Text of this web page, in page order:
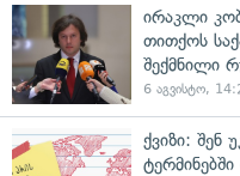
ირაკლი
თითქოს
შექმნილი
6 აგვისტო,
ქვიზი: შენ